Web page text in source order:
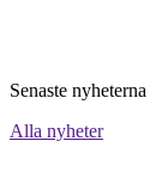
Senaste nyheterna
Alla nyheter